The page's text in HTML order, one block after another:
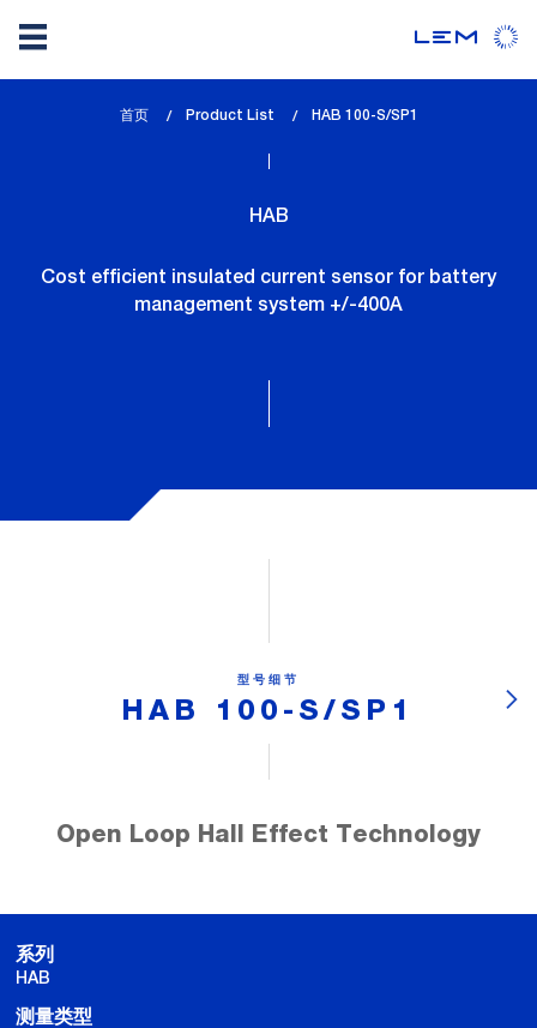
首页 Product List
lem_current_page
HAB 100-S/SP1
HAB
Cost efficient insulated current sensor for battery
management system +/-400A
型号细节
HAB 100-S/SP1
Open Loop Hall Effect Technology
系列
HAB
测量类型